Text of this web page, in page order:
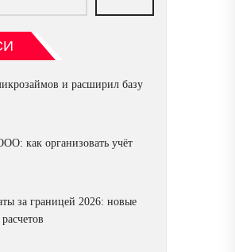
и расширил базу
как организовать учёт
за границей 2026: новые